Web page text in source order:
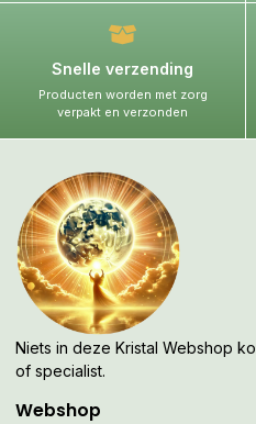
Snelle verzending
Producten worden met zorg
verpakt en verzonden
Niets in deze Kristal Webshop
of specialist.
Webshop